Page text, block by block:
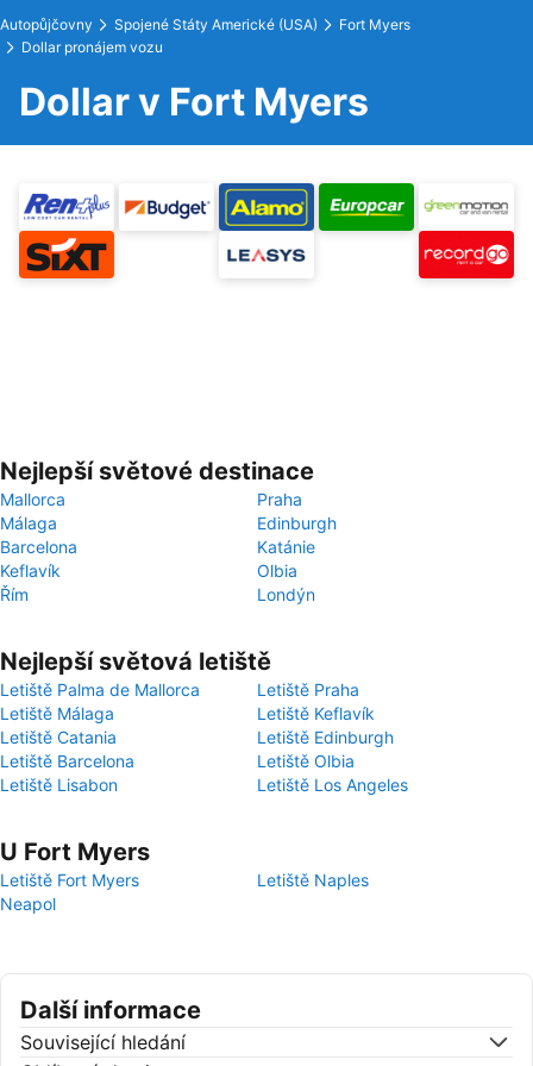
Autopůjčovny Spojené Státy Americké (USA)
Fort Myers
Dollar pronájem vozu
Dollar v Fort Myers
Nejlepší světové destinace
Mallorca
Praha
Málaga
Edinburgh
Barcelona
Katánie
Keflavík
Olbia
Řím
Londýn
Nejlepší světová letiště
Letiště Palma de Mallorca
Letiště Praha
Letiště Málaga
Letiště Keflavík
Letiště Catania
Letiště Edinburgh
Letiště Barcelona
Letiště Olbia
Letiště Lisabon
Letiště Los Angeles
U Fort Myers
Letiště Fort Myers
Letiště Naples
Neapol
Další informace
Související hledání